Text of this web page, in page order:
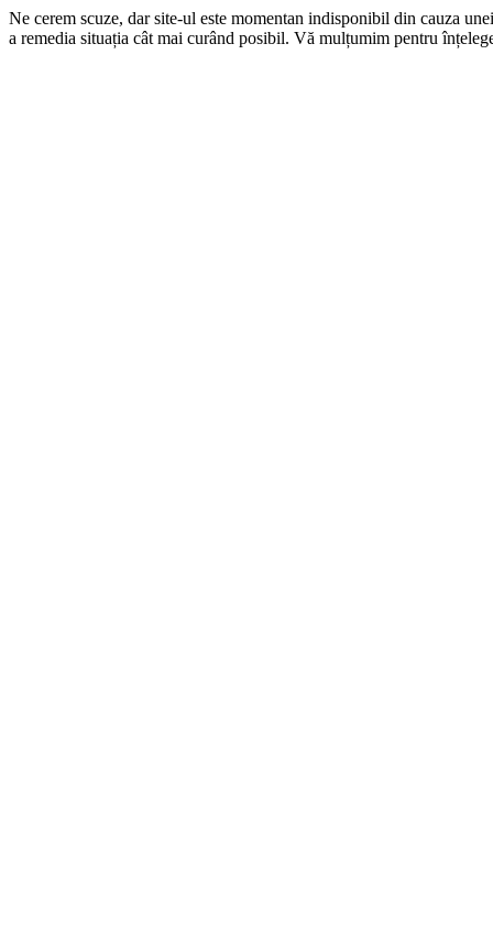
Ne cerem scuze, dar site-ul este momentan indisponibil din cauza
a remedia situația cât mai curând posibil. Vă mulțumim pentru